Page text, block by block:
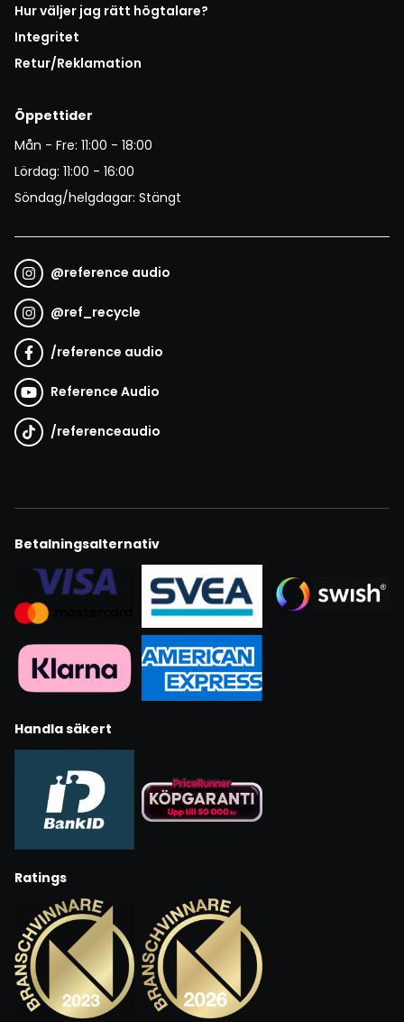
Hur väljer jag rätt högtalare?
Integritet
Retur/Reklamation
Öppettider
Mån - Fre: 11:00 - 18:00
Lördag: 11:00 - 16:00
Söndag/helgdagar: Stängt
@reference audio
@ref_recycle
/reference audio
Reference Audio
/referenceaudio
Betalningsalternativ
Handla säkert
Ratings